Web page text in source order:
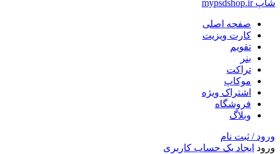
صفحه اصلی
کارت ویزیت
تقویم
بنر
تراکت
موکاپ
اشتراک ویژه
فروشگاه
وبلاگ
ورود / ثبت نام
ورود ایجاد یک حساب کاربری